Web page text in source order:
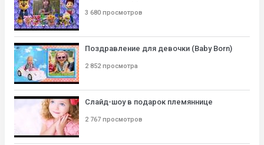
3 680 просмотров
Поздравление для девочки (Baby Born)
2 852 просмотра
Слайд-шоу в подарок племяннице
2 767 просмотров